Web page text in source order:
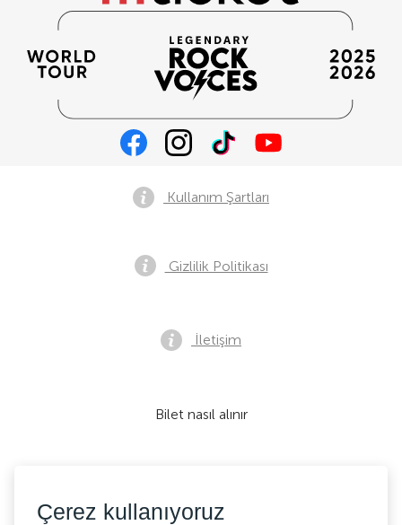
Kullanım Şartları
Gizlilik Politikası
İletişim
Bilet nasıl alınır
Çerez kullanıyoruz